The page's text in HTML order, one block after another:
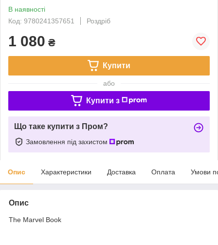
В наявності
Код: 9780241357651
Роздріб
1 080 ₴
Купити
або
Купити з
Що таке купити з Пром?
Замовлення під захистом
Опис Характеристики Доставка Оплата Умови
Опис
The Marvel Book